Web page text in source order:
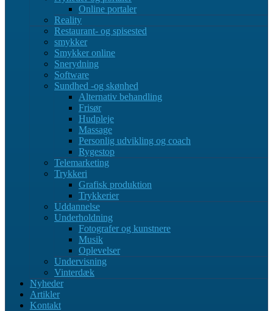
Online portaler
Reality
Restaurant- og spisested
smykker
Smykker online
Snerydning
Software
Sundhed -og skønhed
Alternativ behandling
Frisør
Hudpleje
Massage
Personlig udvikling og coach
Rygestop
Telemarketing
Trykkeri
Grafisk produktion
Trykkerier
Uddannelse
Underholdning
Fotografer og kunstnere
Musik
Oplevelser
Undervisning
Vinterdæk
Nyheder
Artikler
Kontakt